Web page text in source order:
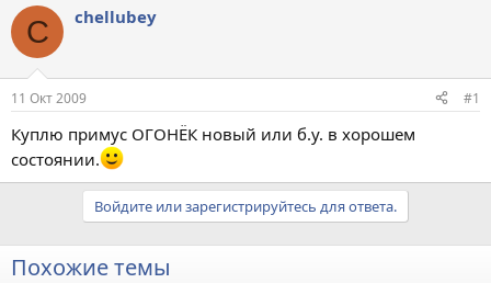
т
о
т
е
м
ы
т
а
л
а
C chellubey
11 Окт 2009 #1
Куплю примус ОГОНЁК новый или б.у. в хорошем
состоянии.
Войдите или зарегистрируйтесь для ответа.
Похожие темы